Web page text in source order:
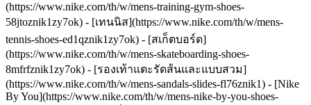
(https://www.nike.com/th/w/mens-training-gym-shoes-
58jtoznik1zy7ok) - [เทนนิส](https://www.nike.com/th/w/mens-
tennis-shoes-ed1qznik1zy7ok) - [สเก็ตบอร์ด]
(https://www.nike.com/th/w/mens-skateboarding-shoes-
8mfrfznik1zy7ok) - [รองเท้าแตะรัดส้นและแบบสวม]
(https://www.nike.com/th/w/mens-sandals-slides-fl76znik1) - [Nike
By You](https://www.nike.com/th/w/mens-nike-by-you-shoes-